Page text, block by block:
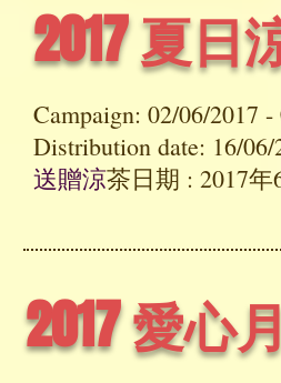
2017 夏
Campaign: 02/06/2017 -
Distribution date: 16/06/
送贈涼茶日期 : 2017年
2017 愛心